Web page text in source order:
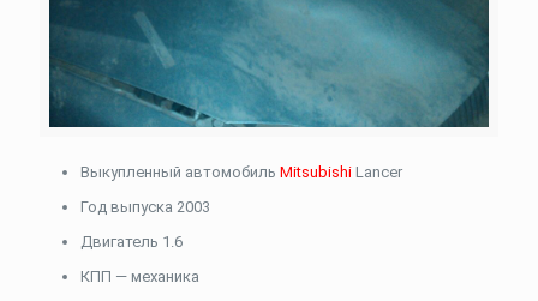
Выкупленный автомобиль Mitsubishi Lancer
Год выпуска 2003
Двигатель 1.6
КПП — механика